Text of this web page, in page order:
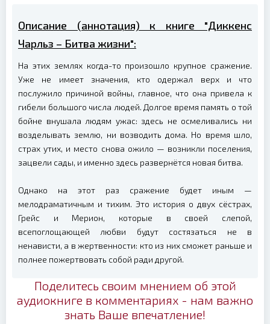
Описание (аннотация) к книге "Диккенс
Чарльз – Битва жизни":
На этих землях когда-то произошло крупное сражение.
Уже не имеет значения, кто одержал верх и что
послужило причиной войны, главное, что она привела к
гибели большого числа людей. Долгое время память о той
бойне внушала людям ужас: здесь не осмеливались ни
возделывать землю, ни возводить дома. Но время шло,
страх утих, и место снова ожило — возникли поселения,
зацвели сады, и именно здесь развернётся новая битва.
Однако на этот раз сражение будет иным —
мелодраматичным и тихим. Это история о двух сёстрах,
Грейс и Мерион, которые в своей слепой,
всепоглощающей любви будут состязаться не в
ненависти, а в жертвенности: кто из них сможет раньше и
полнее пожертвовать собой ради другой.
Поделитесь своим мнением об этой
аудиокниге в комментариях - нам важно
знать Ваше впечатление!